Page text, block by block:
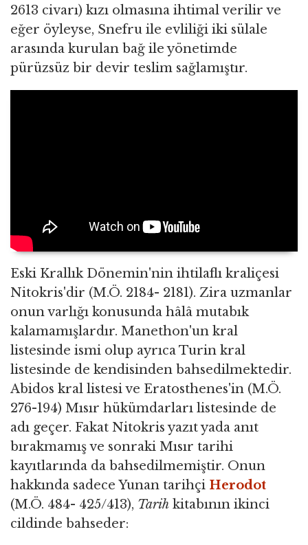
2613 civarı) kızı olmasına ihtimal verilir ve
eğer öyleyse, Snefru ile evliliği iki sülale
arasında kurulan bağ ile yönetimde
pürüzsüz bir devir teslim sağlamıştır.
Eski Krallık Dönemin'nin ihtilaflı kraliçesi
Nitokris'dir (M.Ö. 2184- 2181). Zira uzmanlar
onun varlığı konusunda hâlâ mutabık
kalamamışlardır. Manethon'un kral
listesinde ismi olup ayrıca Turin kral
listesinde de kendisinden bahsedilmektedir.
Abidos kral listesi ve Eratosthenes'in (M.Ö.
276-194) Mısır hükümdarları listesinde de
adı geçer. Fakat Nitokris yazıt yada anıt
bırakmamış ve sonraki Mısır tarihi
kayıtlarında da bahsedilmemiştir. Onun
hakkında sadece Yunan tarihçi Herodot
(M.Ö. 484- 425/413), Tarih kitabının ikinci
cildinde bahseder: